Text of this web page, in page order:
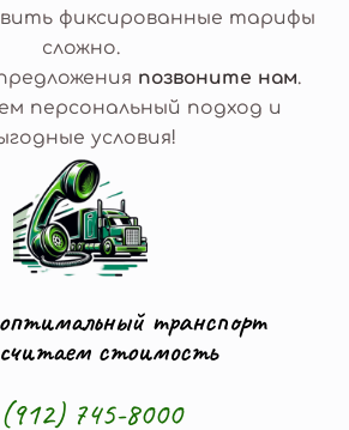
фиксированные тарифы
сложно.
позвоните нам.
персональный подход и
условия!
транспорт
стоимость
745-8000